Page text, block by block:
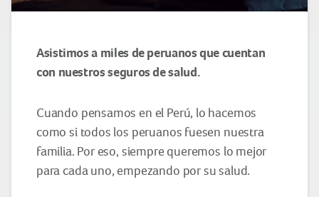
Asistimos a miles de peruanos que cuentan
con nuestros seguros de salud.
Cuando pensamos en el Perú, lo hacemos
como si todos los peruanos fuesen nuestra
familia. Por eso, siempre queremos lo mejor
para cada uno, empezando por su salud.